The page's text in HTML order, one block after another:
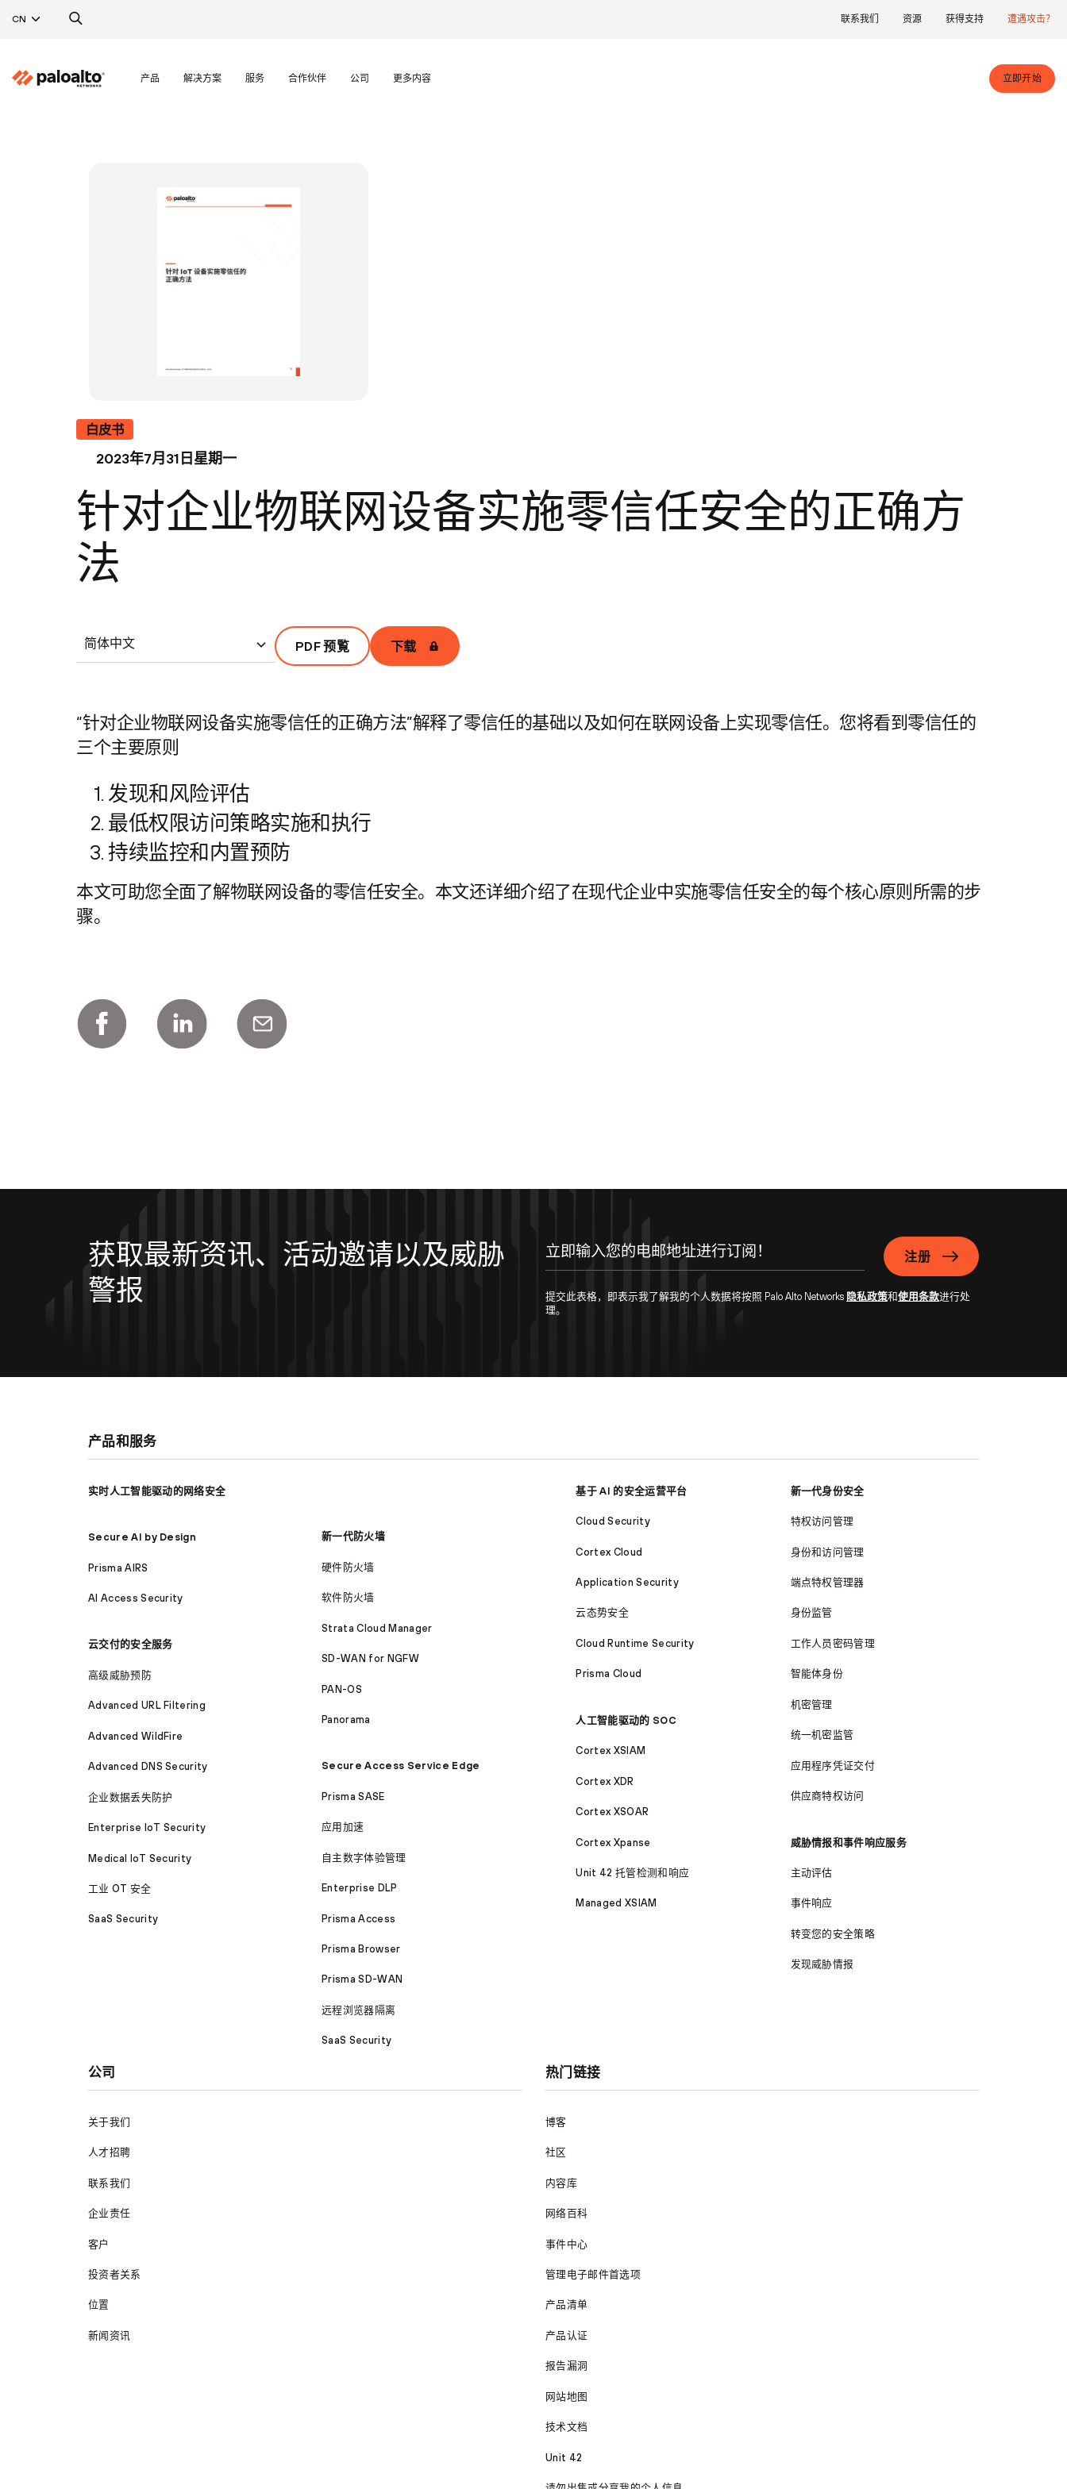
CN 联系我们 资源 获得支持 遭遇攻击？
产品 解决方案 服务 合作伙伴 公司 更多内容 立即开始
白皮书
2023年7月31日星期一
针对企业物联网设备实施零信任安全的正确方
法
简体中文 PDF 预覧 下载
“针对企业物联网设备实施零信任的正确方法”解释了零信任的基础以及如何在联网设备上实现零信任。您将看到零信任的
三个主要原则
发现和风险评估
最低权限访问策略实施和执行
持续监控和内置预防
本文可助您全面了解物联网设备的零信任安全。本文还详细介绍了在现代企业中实施零信任安全的每个核心原则所需的步
骤。
获取最新资讯、活动邀请以及威胁
警报
注册
提交此表格，即表示我了解我的个人数据将按照 Palo Alto Networks 隐私政策和使用条款进行处
理。
产品和服务
实时人工智能驱动的网络安全
Secure AI by Design
Prisma AIRS
AI Access Security
云交付的安全服务
高级威胁预防
Advanced URL Filtering
Advanced WildFire
Advanced DNS Security
企业数据丢失防护
Enterprise IoT Security
Medical IoT Security
工业 OT 安全
SaaS Security
新一代防火墙
硬件防火墙
软件防火墙
Strata Cloud Manager
SD-WAN for NGFW
PAN-OS
Panorama
Secure Access Service Edge
Prisma SASE
应用加速
自主数字体验管理
Enterprise DLP
Prisma Access
Prisma Browser
Prisma SD-WAN
远程浏览器隔离
SaaS Security
基于 AI 的安全运营平台
Cloud Security
Cortex Cloud
Application Security
云态势安全
Cloud Runtime Security
Prisma Cloud
人工智能驱动的 SOC
Cortex XSIAM
Cortex XDR
Cortex XSOAR
Cortex Xpanse
Unit 42 托管检测和响应
Managed XSIAM
新一代身份安全
特权访问管理
身份和访问管理
端点特权管理器
身份监管
工作人员密码管理
智能体身份
机密管理
统一机密监管
应用程序凭证交付
供应商特权访问
威胁情报和事件响应服务
主动评估
事件响应
转变您的安全策略
发现威胁情报
公司
关于我们
人才招聘
联系我们
企业责任
客户
投资者关系
位置
新闻资讯
热门链接
博客
社区
内容库
网络百科
事件中心
管理电子邮件首选项
产品清单
产品认证
报告漏洞
网站地图
技术文档
Unit 42